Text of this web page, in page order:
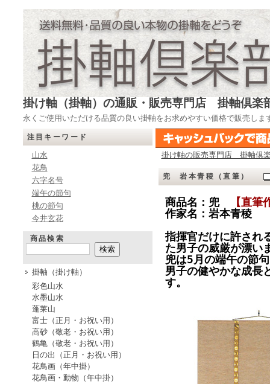
掛け軸（掛軸）の通販・販売専門店 掛軸倶楽
永くご使用いただける品質の良い掛軸をお求めやすい価格で販売し
注目キーワード
山水
花鳥
六字名号
端午の節句
桃の節句
今井玄花
商品検索
掛軸（掛け軸）
彩色山水
水墨山水
蓬莱山
富士（正月・お祝い用）
高砂（敬老・お祝い用）
鶴亀（敬老・お祝い用）
日の出（正月・お祝い用）
花鳥画（年中掛）
花鳥画・動物（年中掛）
掛け軸の販売専門店 掛軸倶
兜 岩本青稜（直筆）
商品名：兜
【直筆
作家名：岩本青稜
指揮官だけに許され
た男子の威厳が漂い
兜は5月の端午の節
男子の健やかな成長
す。